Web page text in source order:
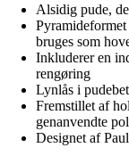
Alsidig pude,
bruges som
Inkluderer en
rengøring
Lynlås i
Fremstillet af
genanvendte
Designet af